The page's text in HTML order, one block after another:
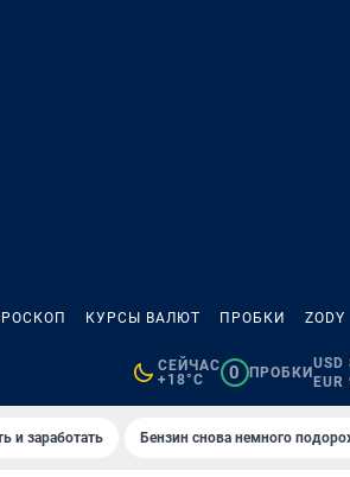
КУРСЫ ВАЛЮТ ПРОБКИ ZODY
СЕЙЧАС
+18°C
0 ПРОБКИ
USD
и заработать Бензин снова немного